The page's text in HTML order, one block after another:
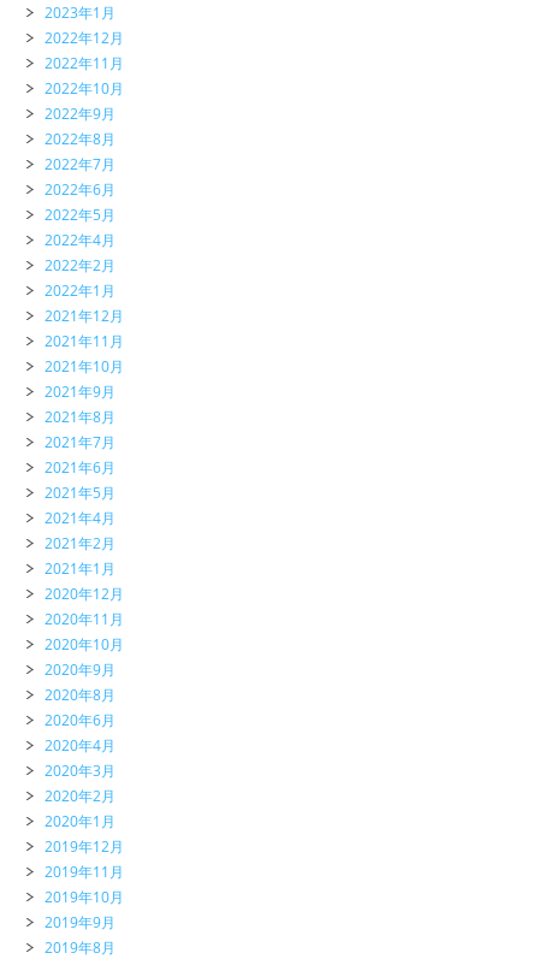
2023年1月
2022年12月
2022年11月
2022年10月
2022年9月
2022年8月
2022年7月
2022年6月
2022年5月
2022年4月
2022年2月
2022年1月
2021年12月
2021年11月
2021年10月
2021年9月
2021年8月
2021年7月
2021年6月
2021年5月
2021年4月
2021年2月
2021年1月
2020年12月
2020年11月
2020年10月
2020年9月
2020年8月
2020年6月
2020年4月
2020年3月
2020年2月
2020年1月
2019年12月
2019年11月
2019年10月
2019年9月
2019年8月